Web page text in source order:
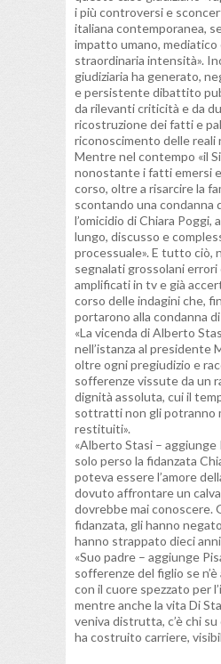
i più controversi e
italiana contemporanea,
impatto umano, mediatico
straordinaria intensità».
giudiziaria ha generato,
e persistente dibattito
da rilevanti criticità e da
ricostruzione dei fatti e
riconoscimento delle reali
Mentre nel contempo «il
nonostante i fatti emersi
corso, oltre a risarcire la
scontando una condanna
l’omicidio di Chiara Poggi,
lungo, discusso e
processuale». E tutto ciò,
segnalati grossolani errori
amplificati in tv e già
corso delle indagini che,
portarono alla condanna
«La vicenda di Alberto
nell’istanza al presidente
oltre ogni pregiudizio e
sofferenze vissute da un
dignità assoluta, cui il
sottratti non gli potranno
restituiti».
«Alberto Stasi – aggiunge
solo perso la fidanzata
poteva essere l’amore
dovuto affrontare un
dovrebbe mai conoscere.
fidanzata, gli hanno
hanno strappato dieci anni
«Suo padre – aggiunge
sofferenze del figlio se
con il cuore spezzato per
mentre anche la vita Di
veniva distrutta, c’è chi
ha costruito carriere,